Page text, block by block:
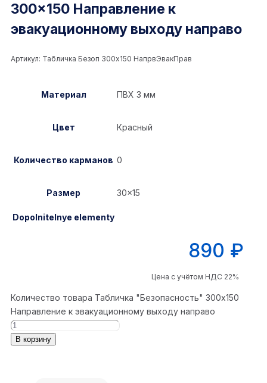
300×150 Направление к
эвакуационному выходу направо
Артикул: Табличка Безоп 300x150 НапрвЭвакПрав
Материал ПВХ 3 мм
Цвет Красный
Количество карманов 0
Размер 30×15
Dopolnitelnye elementy
890 ₽
Цена с учётом НДС 22%
Количество товара Табличка "Безопасность" 300x150
Направление к эвакуационному выходу направо
В корзину